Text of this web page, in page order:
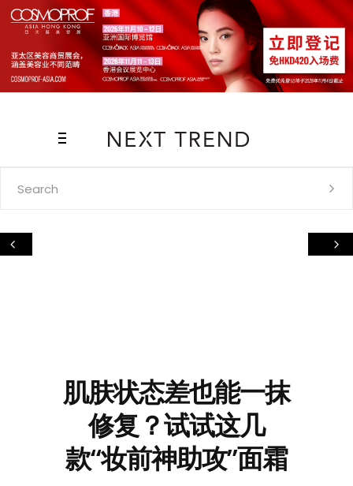
肌肤状态差也能一抹
修复？试试这几
款“妆前神助攻”面霜